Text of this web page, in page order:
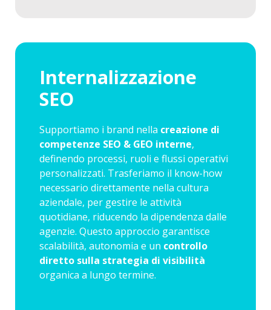
Internalizzazione
SEO
Supportiamo i brand nella creazione di
competenze SEO & GEO interne,
definendo processi, ruoli e flussi operativi
personalizzati. Trasferiamo il know-how
necessario direttamente nella cultura
aziendale, per gestire le attività
quotidiane, riducendo la dipendenza dalle
agenzie. Questo approccio garantisce
scalabilità, autonomia e un controllo
diretto sulla strategia di visibilità
organica a lungo termine.